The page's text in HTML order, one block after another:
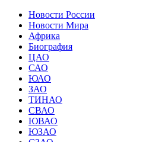
Новости России
Новости Мира
Африка
Биография
ЦАО
САО
ЮАО
ЗАО
ТИНАО
СВАО
ЮВАО
ЮЗАО